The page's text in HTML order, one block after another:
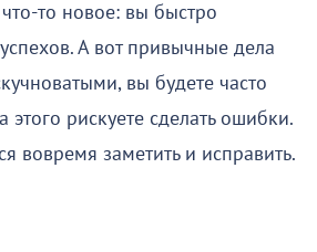
то новое: вы быстро
А вот привычные дела
вы будете часто
этого рискуете сделать ошибки.
вовремя заметить и исправить.